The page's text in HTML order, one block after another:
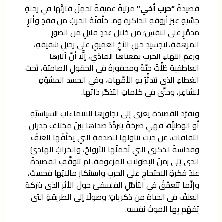
قصيدةُ“حرب أخي”مرثيةٌ عميقةٌ تحمِلُ قارئَها في رحلةٍ
حِسِّيةٍ عبرَ أروقةِ الذاكرةِ وما خلَّفتْهُ الحربُ من فقدٍ وأثرٍ
مدمِّرٍ على النفسِ؛ من خلال عددٍ قليلٍ من الصورِ
المرهقةِ، لتجسيدِ حزنِ الأخِ العميقِ على رحيلِ شقيقهِ،
ورغمَ انتهاءِ الحربِ بمعناها المادّي، إلّّا أنَّ آثارها
العاطفية ظلَّتْ حيَّةً ومحفورةً في الحقولِ الصامتة، تَحتَ
الغطاءِ الذي تتدثَّرُ بهِ الأمَّهات، وفي الجسد المشوَّهِ
للشاعِر، وحتَّى في كلماتِ التذكُّر ذاتها.
وتفرُّد القصيدة يعزى إلى تجاوزِها للانتماءاتِ السياسيَّةِ
أو الوطنيَّة، فهي صرخةٌ يتردَّدُ صداها بينَ مختلفِ جدران
الثقافات، من حيث تناولها للصدمةِ التي يخلِّفُها العنفُ
وقداسةُ الذكرى التي تَحملُها الأرواحُ، والخرابُ الهادئُ
الذي يَلي زمنَ البطولاتِ المزعومة. لم تتوقَّفِ القصيدةُ
عندَ فكرةِ الاحتجاجِ على الحربِ واستنكارِ مآلاتِها فحسبْ،
وإنَّما تتعمَّقُ في التأمُّلِ الفلسفيِّ حولَ الأثرِ الذي يتركهُ
العنفُ في الحياة من ذكرياتٍ؛ وصولًا إلى الطريقةِ التي
يُفهَم بِها الموتُ نفسه.